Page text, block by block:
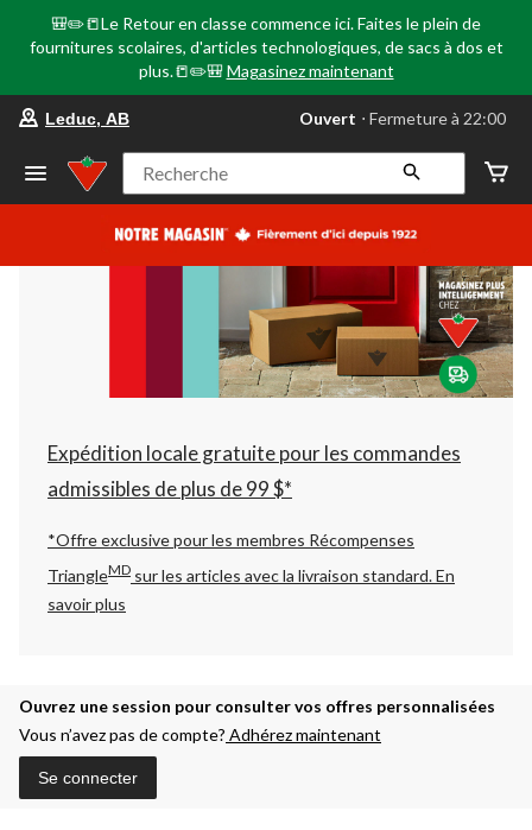
🎒✏️📒Le Retour en classe commence ici. Faites le plein de
fournitures scolaires, d'articles technologiques, de sacs à dos et
plus.📒✏️🎒 Magasinez maintenant
votre
préféré
Leduc,
AB,
courament
Fermeture
à
22:00
cliquer
pour
changer
Leduc, AB Ouvert ⋅ Fermeture à 22:00
Recherche
Expédition locale gratuite pour les commandes
admissibles de plus de 99 $*
*Offre exclusive pour les membres Récompenses
TriangleMD sur les articles avec la livraison standard.En
savoir plus
Ouvrez une session pour consulter vos offres personnalisées
Vous n’avez pas de compte? Adhérez maintenant
Se connecter